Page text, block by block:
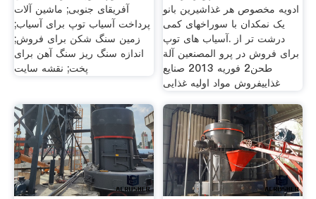
آفریقای جنوبی; ماشین آلات
پرداخت آسیاب توپ برای آسیاب;
زمین سنگ شکن برای فروش;
اندازه سنگ ریز سنگ آهن برای
پخت; نقشه سایت
ادویه مخصوص هر غذاشیرین بانو
یک نمکدان با سوراخهای کمی
درشت تر از .آسیاب های توپ
برای فروش در پرو المصنعين آلة
طحن2 فوریه 2013 صنايع
غذاييفروش مواد اولیه غذایی